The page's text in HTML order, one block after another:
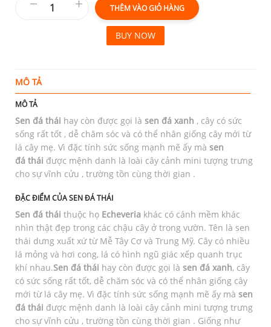
THÊM VÀO GIỎ HÀNG
BUY NOW
MÔ TẢ
MÔ TẢ
Sen đá thái hay còn được gọi là sen đá xanh , cây có sức
sống rất tốt , dễ chăm sóc và có thể nhân giống cây mới từ
lá cây mẹ. Vì đặc tính sức sống mạnh mẽ ấy mà sen
đá thái được mệnh danh là loài cây cảnh mini tượng trưng
cho sự vĩnh cửu , trường tồn cùng thời gian .
ĐẶC ĐIỂM CỦA SEN ĐÁ THÁI
Sen đá thái thuộc họ Echeveria khác có cánh mềm khác
nhìn thật đẹp trong các chậu cây ở trong vườn. Tên là sen
thái dưng xuất xứ từ Mễ Tây Cơ và Trung Mỹ. Cây có nhiều
lá mỏng và hơi cong, lá có hình ngũ giác xếp quanh trục
khí nhau.Sen đá thái hay còn được gọi là sen đá xanh, cây
có sức sống rất tốt, dễ chăm sóc và có thể nhân giống cây
mới từ lá cây mẹ. Vì đặc tính sức sống mạnh mẽ ấy mà sen
đá thái được mệnh danh là loài cây cảnh mini tượng trưng
cho sự vĩnh cửu , trường tồn cùng thời gian . Giống như